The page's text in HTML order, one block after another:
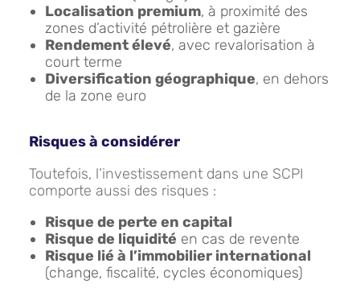
Localisation premium, à proximité des
zones d’activité pétrolière et gazière
Rendement élevé, avec revalorisation à
court terme
Diversification géographique, en dehors
de la zone euro
Risques à considérer
Toutefois, l’investissement dans une SCPI
comporte aussi des risques :
Risque de perte en capital
Risque de liquidité en cas de revente
Risque lié à l’immobilier international
(change, fiscalité, cycles économiques)